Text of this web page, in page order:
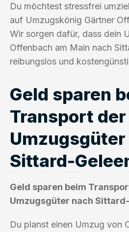
Du möchtest stressfrei
auf Umzugskönig Gärtner
Wir sorgen dafür, dass dein
Offenbach am Main nach
reibungslos und
Geld sparen
Transport der
Umzugsgüter
Sittard-
Geld sparen beim
Umzugsgüter nach
Du planst einen Umzug von